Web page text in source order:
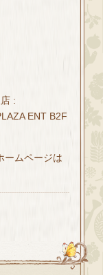
:
ENT B2F
ームページは